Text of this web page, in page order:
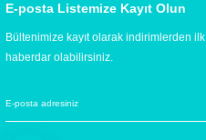
E-posta Listemize Kayıt Olun
Bültenimize kayıt olarak indirimlerden
haberdar olabilirsiniz.